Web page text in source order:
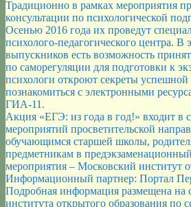
Традиционно в рамках мероприятия
консультации по психологической
Осенью 2016 года их проведут
психолого-педагогического центра. В
выпускников есть возможность
по саморегуляции для подготовки к
психологи откроют секреты успешной
познакомиться с электронными
ГИА-11.
Акция «ЕГЭ: из года в год!» входит в
мероприятий просветительской
обучающимся старшей школы,
предметникам в
мероприятия – Московский институт
Информационный партнер: Портал
Подробная информация размещена на
института открытого образования по